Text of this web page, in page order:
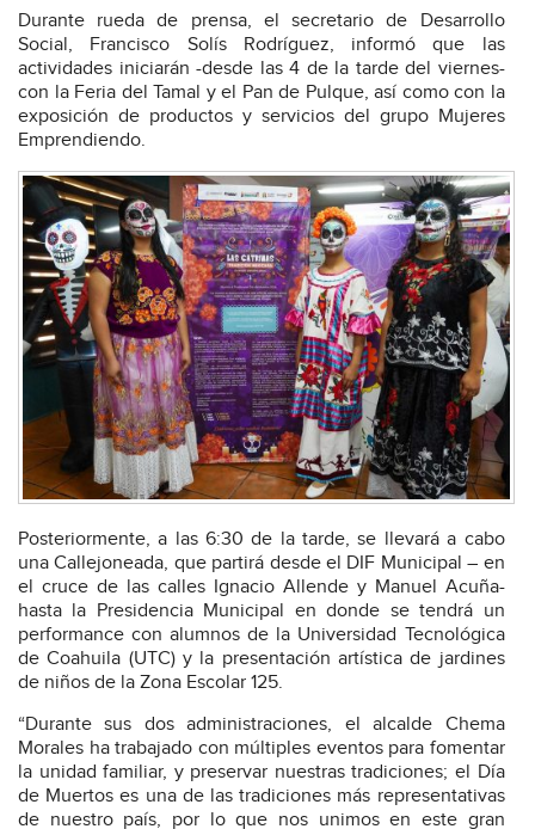
Durante rueda de prensa, el secretario de Desarrollo
Social, Francisco Solís Rodríguez, informó que las
actividades iniciarán -desde las 4 de la tarde del viernes-
con la Feria del Tamal y el Pan de Pulque, así como con la
exposición de productos y servicios del grupo Mujeres
Emprendiendo.
Posteriormente, a las 6:30 de la tarde, se llevará a cabo
una Callejoneada, que partirá desde el DIF Municipal – en
el cruce de las calles Ignacio Allende y Manuel Acuña-
hasta la Presidencia Municipal en donde se tendrá un
performance con alumnos de la Universidad Tecnológica
de Coahuila (UTC) y la presentación artística de jardines
de niños de la Zona Escolar 125.
“Durante sus dos administraciones, el alcalde Chema
Morales ha trabajado con múltiples eventos para fomentar
la unidad familiar, y preservar nuestras tradiciones; el Día
de Muertos es una de las tradiciones más representativas
de nuestro país, por lo que nos unimos en este gran